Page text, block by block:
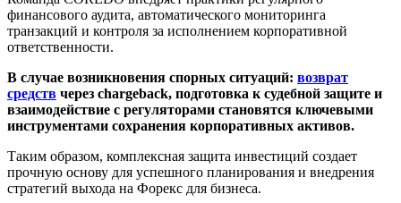
финансового аудита, автоматического мониторинга
транзакций и контроля за исполнением корпоративной
ответственности.
В случае возникновения спорных ситуаций: возврат
средств через chargeback, подготовка к судебной защите и
взаимодействие с регуляторами становятся ключевыми
инструментами сохранения корпоративных активов.
Таким образом, комплексная защита инвестиций создает
прочную основу для успешного планирования и внедрения
стратегий выхода на Форекс для бизнеса.